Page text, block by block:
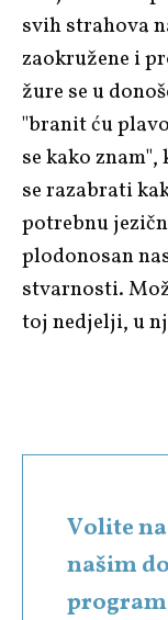
svih strahova
zaokružene i
žure se u
"branit ću
se kako
se razabrati
potrebnu
plodonosan
stvarnosti.
toj nedjelji, u
Volite
našim